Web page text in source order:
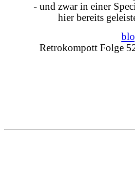
- und zwar in einer
hier bereits
Retrokompott Folge